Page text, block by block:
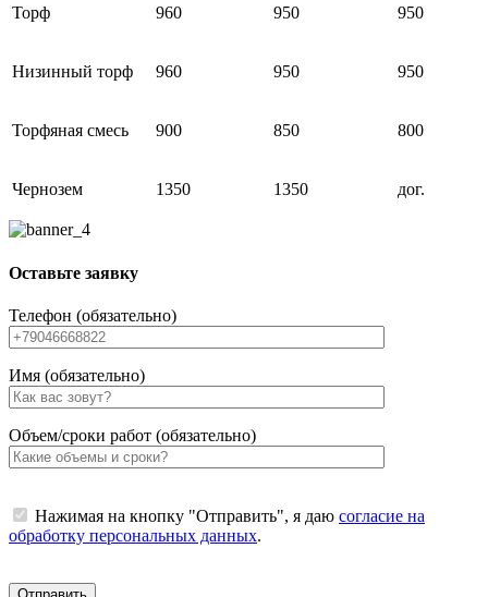
Торф 960 950 950
Низинный торф 960 950 950
Торфяная смесь 900 850 800
Чернозем 1350 1350 дог.
Оставьте заявку
Телефон (обязательно)
Имя (обязательно)
Объем/сроки работ (обязательно)
Нажимая на кнопку "Отправить", я даю согласие на
обработку персональных данных.